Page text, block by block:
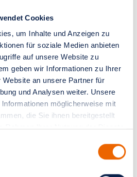
Cookies
um Inhalte und Anzeigen zu
für soziale Medien anbieten
auf unsere Website zu
geben wir Informationen zu Ihrer
Website an unsere Partner für
und Analysen weiter. Unsere
möglicherweise mit
die Sie ihnen bereitgestellt
Rahmen Ihrer Nutzung der Dienste
und Diagnose